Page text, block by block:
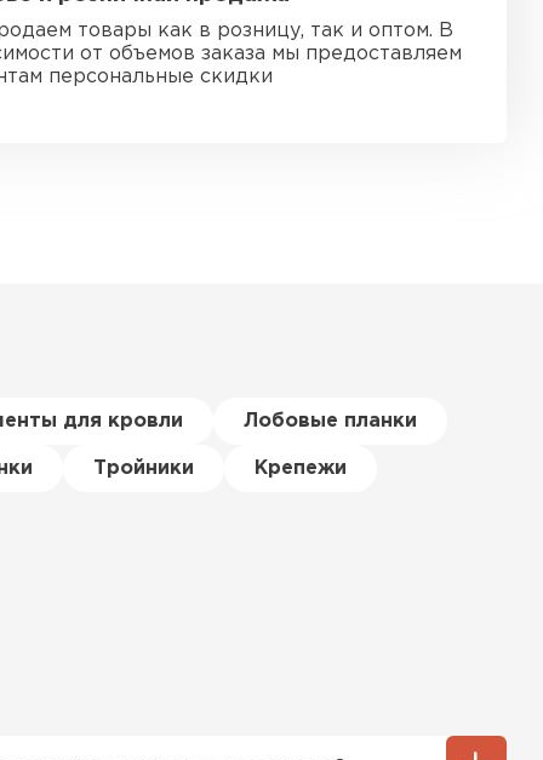
товары как в розницу, так и оптом. В
от объемов заказа мы предоставляем
персональные скидки
для кровли Лобовые планки
Тройники Крепежи